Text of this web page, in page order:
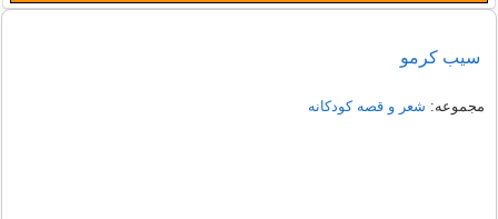
سیب کرمو
مجموعه: شعر و قصه کودکانه